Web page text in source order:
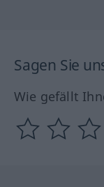
Sagen Sie
Wie gefällt